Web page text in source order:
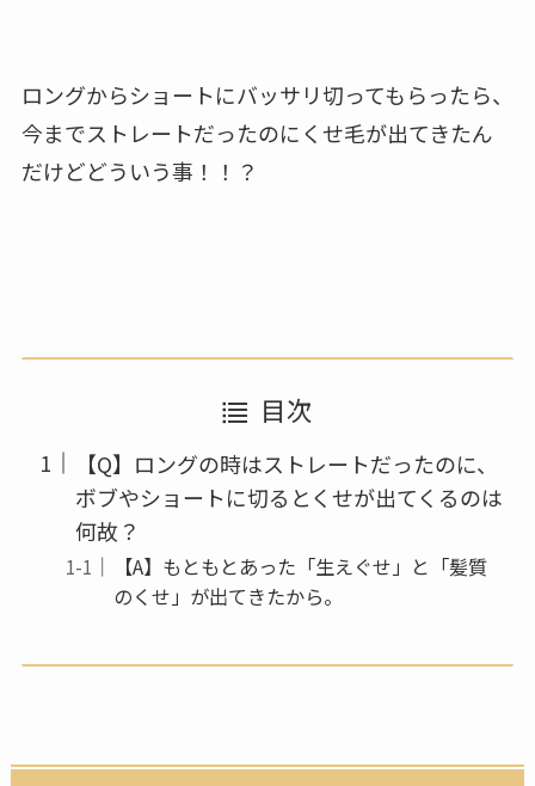
ロングからショートにバッサリ切ってもらったら、
今までストレートだったのにくせ毛が出てきたん
だけどどういう事！！？
目次
【Q】ロングの時はストレートだったのに、
ボブやショートに切るとくせが出てくるのは
何故？
【A】もともとあった「生えぐせ」と「髪質
のくせ」が出てきたから。